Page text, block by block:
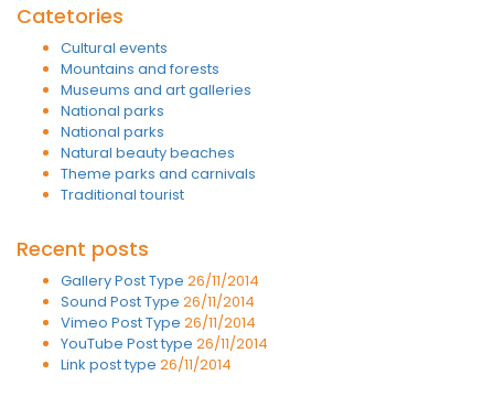
Catetories
Cultural events
Mountains and forests
Museums and art galleries
National parks
National parks
Natural beauty beaches
Theme parks and carnivals
Traditional tourist
Recent posts
Gallery Post Type 26/11/2014
Sound Post Type 26/11/2014
Vimeo Post Type 26/11/2014
YouTube Post type 26/11/2014
Link post type 26/11/2014